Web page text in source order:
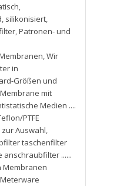
,
, silikonisiert,
,Patronen- und
,Wir
in
Größen und
mit
Medien ....
PTFE
Auswahl,
taschenfilter
......
Membranen